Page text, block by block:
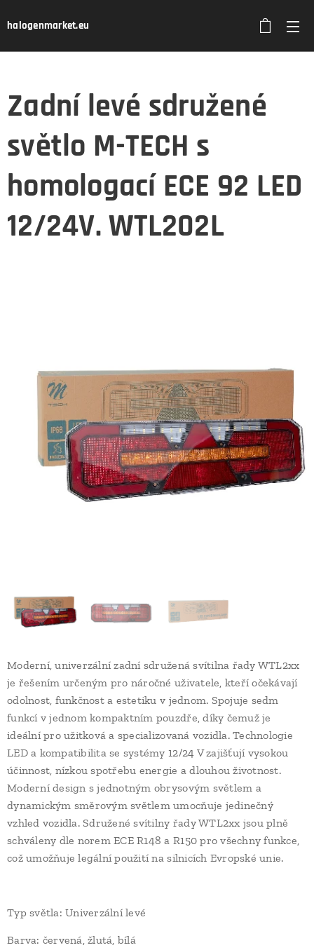
halogenmarket.eu
Zadní levé sdružené
světlo M-TECH s
homologací ECE 92 LED
12/24V. WTL202L
Moderní, univerzální zadní sdružená svítilna řady WTL2xx
je řešením určeným pro náročné uživatele, kteří očekávají
odolnost, funkčnost a estetiku v jednom. Spojuje sedm
funkcí v jednom kompaktním pouzdře, díky čemuž je
ideální pro užitková a specializovaná vozidla. Technologie
LED a kompatibilita se systémy 12/24 V zajišťují vysokou
účinnost, nízkou spotřebu energie a dlouhou životnost.
Moderní design s jednotným obrysovým světlem a
dynamickým směrovým světlem umocňuje jedinečný
vzhled vozidla. Sdružené svítilny řady WTL2xx jsou plně
schváleny dle norem ECE R148 a R150 pro všechny funkce,
což umožňuje legální použití na silnicích Evropské unie.
Typ světla: Univerzální levé
Barva: červená, žlutá, bílá